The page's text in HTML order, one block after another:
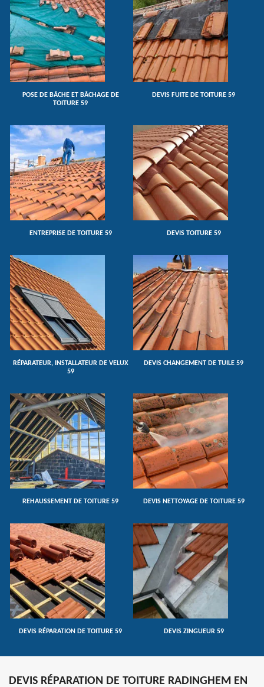
POSE DE BÂCHE ET BÂCHAGE DE
TOITURE 59
DEVIS FUITE DE TOITURE 59
ENTREPRISE DE TOITURE 59 DEVIS TOITURE 59
RÉPARATEUR, INSTALLATEUR DE VELUX
59
DEVIS CHANGEMENT DE TUILE 59
REHAUSSEMENT DE TOITURE 59 DEVIS NETTOYAGE DE TOITURE 59
DEVIS RÉPARATION DE TOITURE 59 DEVIS ZINGUEUR 59
DEVIS RÉPARATION DE TOITURE RADINGHEM EN